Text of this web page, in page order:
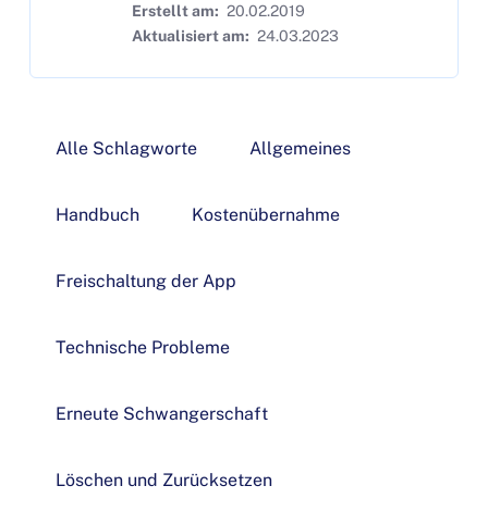
Erstellt am: 20.02.2019
Aktualisiert am: 24.03.2023
Alle Schlagworte Allgemeines
Handbuch Kostenübernahme
Freischaltung der App
Technische Probleme
Erneute Schwangerschaft
Löschen und Zurücksetzen